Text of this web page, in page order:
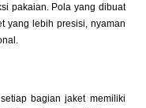
pakaian. Pola yang dibuat
yang lebih presisi, nyaman
bagian jaket memiliki